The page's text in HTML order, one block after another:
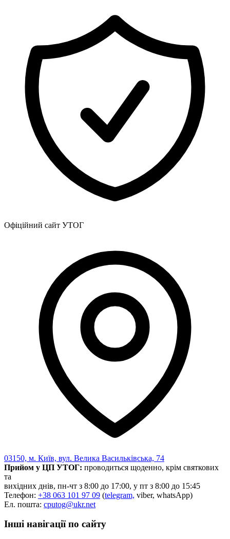
Офіційний сайт УТОГ
03150, м. Київ, вул. Велика Васильківська, 74
Прийом у ЦП УТОГ: проводиться щоденно, крім святкових
та
вихідних днів, пн-чт з 8:00 до 17:00, у пт з 8:00 до 15:45
Телефон: +38 063 101 97 09 (telegram, viber, whatsApp)
Ел. пошта: cputog@ukr.net
Інші навігації по сайту